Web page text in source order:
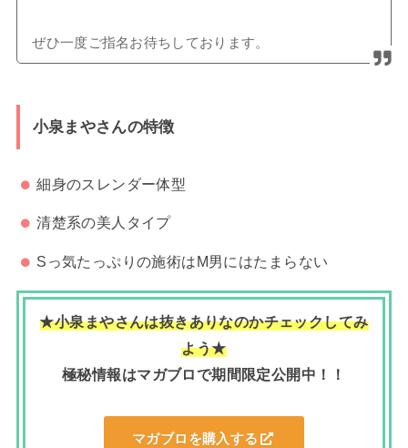
ぜひ一度ご指名お待ちしております。
小泉まやさんの特徴
細身のスレンダー体型
清楚系の美人タイプ
Sっ気たっぷりの施術はM男にはたまらない
★小泉まやさんは抜きありなのかチェックしてみ
よう★
極秘情報はマガブロで期間限定公開中！！
マガブロを購入する